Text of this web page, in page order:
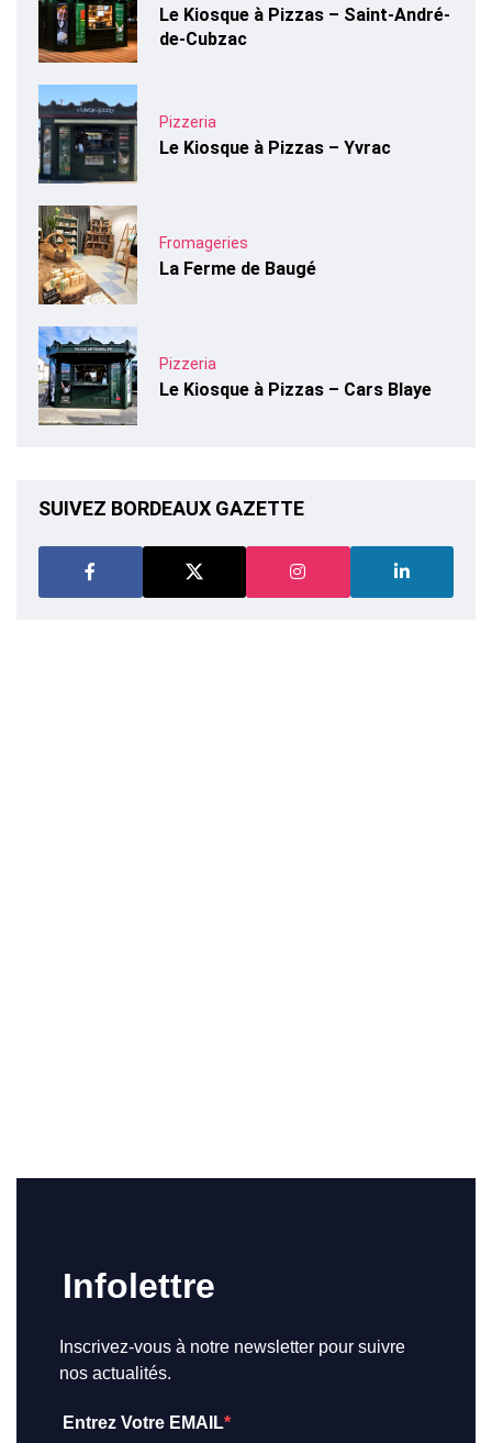
Le Kiosque à Pizzas – Saint-André-
de-Cubzac
Pizzeria
Le Kiosque à Pizzas – Yvrac
Fromageries
La Ferme de Baugé
Pizzeria
Le Kiosque à Pizzas – Cars Blaye
SUIVEZ BORDEAUX GAZETTE
Infolettre
Inscrivez-vous à notre newsletter pour suivre
nos actualités.
Entrez Votre EMAIL